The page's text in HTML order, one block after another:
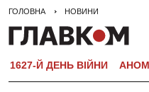
ГОЛОВНА НОВИНИ
1627-Й ДЕНЬ ВІЙНИ